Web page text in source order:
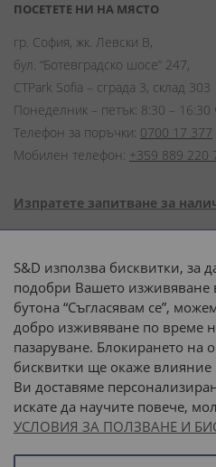
ПОСЕТЕТЕ НИ НА МЯСТО
гр. София, жк. Левски В,
бул. “Ботевградско шосе” 247,
CTPark Sofia – сграда 3, склад 303
Понеделник – петък: 8:30 – 16:30
Телефон за поръчки: 0700 17 377
Мобилен телефон: +359 889 220
Изпратете запитване за
Начини на
Доставка до
или
S&D използва бисквитки, за
подобри Вашето изживяване
бутона “Съгласявам се”,
добро изживяване по време
пазаруване. Блокирането на
бисквитки ще окаже
Ви доставяме
искате да научите повече,
УСЛОВИЯ ЗА ПОЛЗВАНЕ И